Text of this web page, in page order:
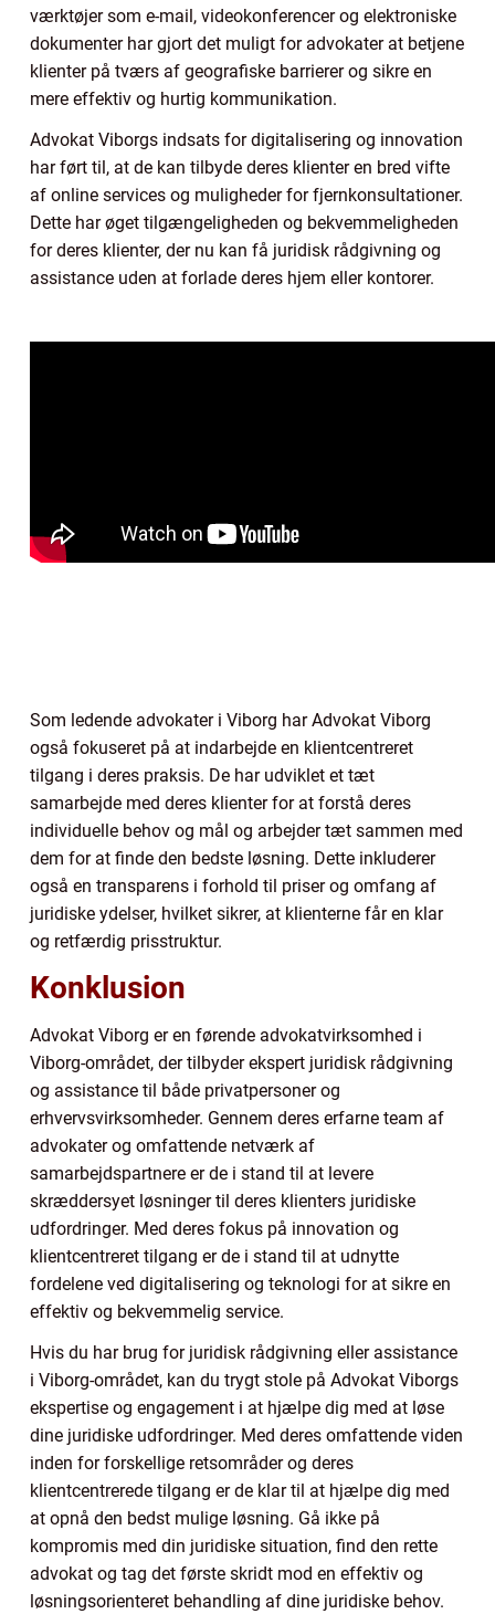
værktøjer som e-mail, videokonferencer og elektroniske
dokumenter har gjort det muligt for advokater at betjene
klienter på tværs af geografiske barrierer og sikre en
mere effektiv og hurtig kommunikation.
Advokat Viborgs indsats for digitalisering og innovation
har ført til, at de kan tilbyde deres klienter en bred vifte
af online services og muligheder for fjernkonsultationer.
Dette har øget tilgængeligheden og bekvemmeligheden
for deres klienter, der nu kan få juridisk rådgivning og
assistance uden at forlade deres hjem eller kontorer.
Som ledende advokater i Viborg har Advokat Viborg
også fokuseret på at indarbejde en klientcentreret
tilgang i deres praksis. De har udviklet et tæt
samarbejde med deres klienter for at forstå deres
individuelle behov og mål og arbejder tæt sammen med
dem for at finde den bedste løsning. Dette inkluderer
også en transparens i forhold til priser og omfang af
juridiske ydelser, hvilket sikrer, at klienterne får en klar
og retfærdig prisstruktur.
Konklusion
Advokat Viborg er en førende advokatvirksomhed i
Viborg-området, der tilbyder ekspert juridisk rådgivning
og assistance til både privatpersoner og
erhvervsvirksomheder. Gennem deres erfarne team af
advokater og omfattende netværk af
samarbejdspartnere er de i stand til at levere
skræddersyet løsninger til deres klienters juridiske
udfordringer. Med deres fokus på innovation og
klientcentreret tilgang er de i stand til at udnytte
fordelene ved digitalisering og teknologi for at sikre en
effektiv og bekvemmelig service.
Hvis du har brug for juridisk rådgivning eller assistance
i Viborg-området, kan du trygt stole på Advokat Viborgs
ekspertise og engagement i at hjælpe dig med at løse
dine juridiske udfordringer. Med deres omfattende viden
inden for forskellige retsområder og deres
klientcentrerede tilgang er de klar til at hjælpe dig med
at opnå den bedst mulige løsning. Gå ikke på
kompromis med din juridiske situation, find den rette
advokat og tag det første skridt mod en effektiv og
løsningsorienteret behandling af dine juridiske behov.